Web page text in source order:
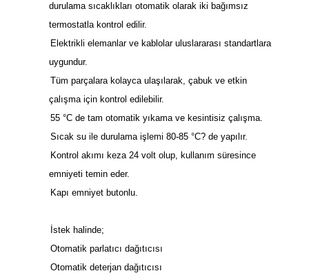
durulama sıcaklıkları otomatik olarak iki bağımsız
termostatla kontrol edilir.
Elektrikli elemanlar ve kablolar uluslararası standartlara
uygundur.
Tüm parçalara kolayca ulaşılarak, çabuk ve etkin
çalışma için kontrol edilebilir.
55 °C de tam otomatik yıkama ve kesintisiz çalışma.
Sıcak su ile durulama işlemi 80-85 °C? de yapılır.
Kontrol akımı keza 24 volt olup, kullanım süresince
emniyeti temin eder.
Kapı emniyet butonlu.
İstek halinde;
Otomatik parlatıcı dağıtıcısı
Otomatik deterjan dağıtıcısı